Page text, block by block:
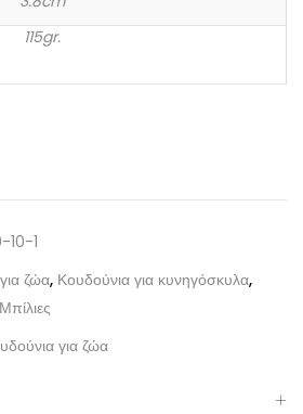
115gr.
10-1
ζώα, Κουδούνια για κυνηγόσκυλα,
για ζώα